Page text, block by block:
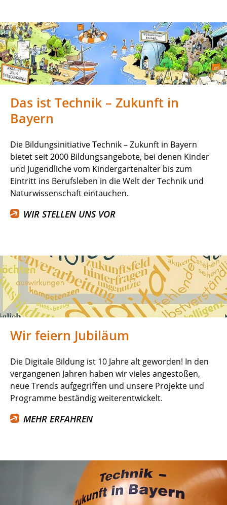
Das ist Technik – Zukunft in
Bayern
Die Bildungsinitiative Technik – Zukunft in Bayern
bietet seit 2000 Bildungsangebote, bei denen Kinder
und Jugendliche vom Kindergartenalter bis zum
Eintritt ins Berufsleben in die Welt der Technik und
Naturwissenschaft eintauchen.
WIR STELLEN UNS VOR
Wir feiern Jubiläum
Die Digitale Bildung ist 10 Jahre alt geworden! In den
vergangenen Jahren haben wir vieles angestoßen,
neue Trends aufgegriffen und unsere Projekte und
Programme beständig weiterentwickelt.
MEHR ERFAHREN